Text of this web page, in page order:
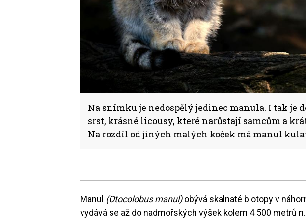
Na snímku je nedospělý jedinec manula. I tak je
srst, krásné licousy, které narůstají samcům a
Na rozdíl od jiných malých koček má manul
Manul (Otocolobus manul)obývá skalnaté biotopy v
vydává se až do nadmořských výšek kolem 4 500 metrů